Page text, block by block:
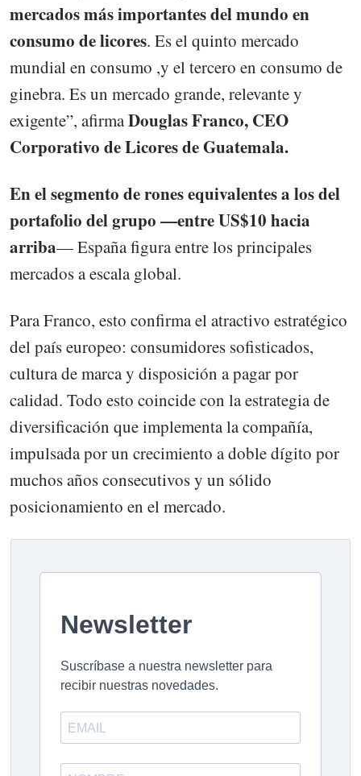
mercados más importantes del mundo en
consumo de licores. Es el quinto mercado
mundial en consumo ,y el tercero en consumo de
ginebra. Es un mercado grande, relevante y
exigente”, afirmaDouglas Franco, CEO
Corporativo de Licores de Guatemala.
En el segmento de rones equivalentes a los del
portafolio del grupo —entre US$10 hacia
arriba— España figura entre los principales
mercados a escala global.
Para Franco, esto confirma el atractivo estratégico
del país europeo: consumidores sofisticados,
cultura de marca y disposición a pagar por
calidad. Todo esto coincide con la estrategia de
diversificación que implementa la compañía,
impulsada por un crecimiento a doble dígito por
muchos años consecutivos y un sólido
posicionamiento en el mercado.